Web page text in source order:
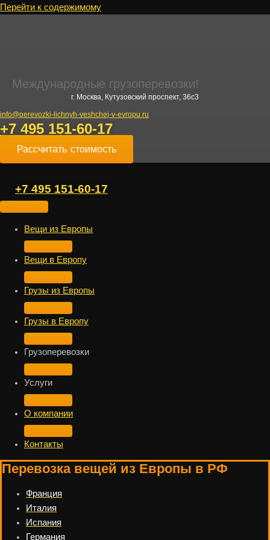
Перейти к содержимому
Международные грузоперевозки!
г. Москва, Кутузовский проспект, 36с3
info@perevozki-lichnyh-veshchej-v-evropu.ru
+7 495 151-60-17
Рассчитать стоимость
+7 495 151-60-17
Вещи из Европы
Вещи в Европу
Грузы из Европы
Грузы в Европу
Грузоперевозки
Услуги
О компании
Контакты
Перевозка вещей из Европы в РФ
Франция
Италия
Испания
Германия